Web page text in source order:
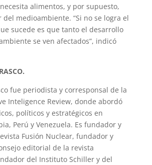
alimentos, y por supuesto,
medioambiente. “Si no se logra el
sucede es que tanto el desarrollo
se ven afectados”, indicó
fue periodista y corresponsal de la
Inteligence Review, donde abordó
políticos y estratégicos en
Perú y Venezuela. Es fundador y
Fusión Nuclear, fundador y
editorial de la revista
del Instituto Schiller y del